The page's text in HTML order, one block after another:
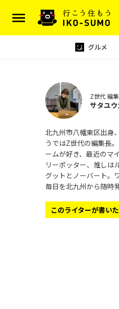
グルメ
Z世代 編
サタユウ
北九州市八幡東区出身
うではZ世代の編集長
ームが好き、最近のマ
リーポッター、推しは
グットとノーバート。
毎日を北九州から随時
このライターが書い